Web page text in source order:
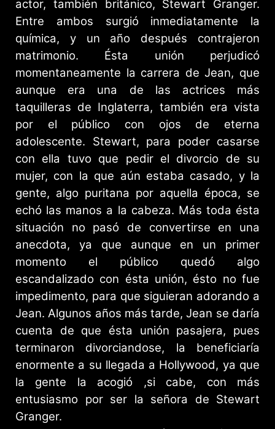
actor, también británico, Stewart Granger.
Entre ambos surgió inmediatamente la
química, y un año después contrajeron
matrimonio. Ésta unión perjudicó
momentaneamente la carrera de Jean, que
aunque era una de las actrices más
taquilleras de Inglaterra, también era vista
por el público con ojos de eterna
adolescente. Stewart, para poder casarse
con ella tuvo que pedir el divorcio de su
mujer, con la que aún estaba casado, y la
gente, algo puritana por aquella época, se
echó las manos a la cabeza. Más toda ésta
situación no pasó de convertirse en una
anecdota, ya que aunque en un primer
momento el público quedó algo
escandalizado con ésta unión, ésto no fue
impedimento, para que siguieran adorando a
Jean. Algunos años más tarde, Jean se daría
cuenta de que ésta unión pasajera, pues
terminaron divorciandose, la beneficiaría
enormente a su llegada a Hollywood, ya que
la gente la acogió ,si cabe, con más
entusiasmo por ser la señora de Stewart
Granger.